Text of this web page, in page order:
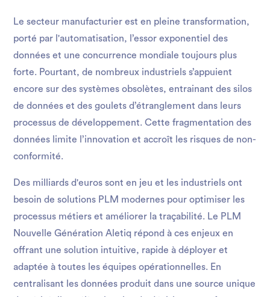
Le secteur manufacturier est en pleine transformation,
porté par l'automatisation, l’essor exponentiel des
données et une concurrence mondiale toujours plus
forte. Pourtant, de nombreux industriels s’appuient
encore sur des systèmes obsolètes, entrainant des silos
de données et des goulets d’étranglement dans leurs
processus de développement. Cette fragmentation des
données limite l’innovation et accroît les risques de non-
conformité.
Des milliards d'euros sont en jeu et les industriels ont
besoin de solutions PLM modernes pour optimiser les
processus métiers et améliorer la traçabilité. Le PLM
Nouvelle Génération Aletiq répond à ces enjeux en
offrant une solution intuitive, rapide à déployer et
adaptée à toutes les équipes opérationnelles. En
centralisant les données produit dans une source unique